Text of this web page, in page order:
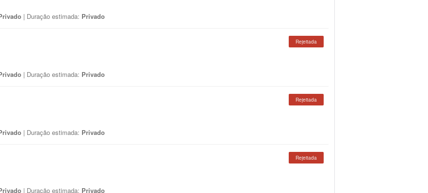
| Duração estimada: Privado
Rejeitada
| Duração estimada: Privado
Rejeitada
| Duração estimada: Privado
Rejeitada
| Duração estimada: Privado